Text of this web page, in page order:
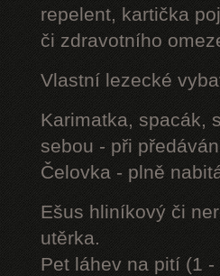
repelent, kartička
či zdravotního
Vlastní lezecké
Karimatka, spacák,
sebou - při
Čelovka - plně
Ešus hliníkový či
utěrka.
Pet láhev na pití (1 -